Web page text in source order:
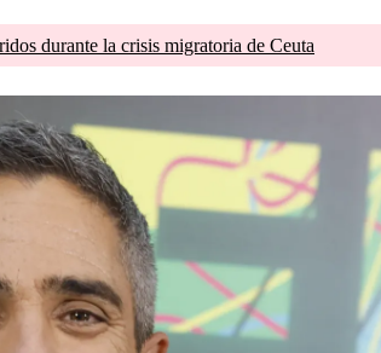
durante la crisis migratoria de Ceuta